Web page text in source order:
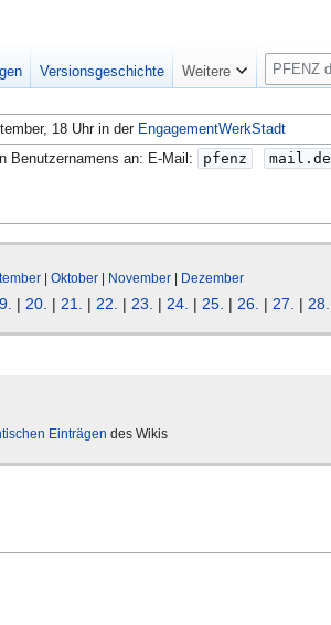
18 Uhr in der EngagementWerkStadt
Benutzernamens an: E-Mail:
pfenz mail.de
| Oktober | November | Dezember
| 20. | 21. | 22. | 23. | 24. | 25. | 26. | 27. | 28.
Einträgen des Wikis
Versionsgeschichte Weitere
S
u
c
h
e